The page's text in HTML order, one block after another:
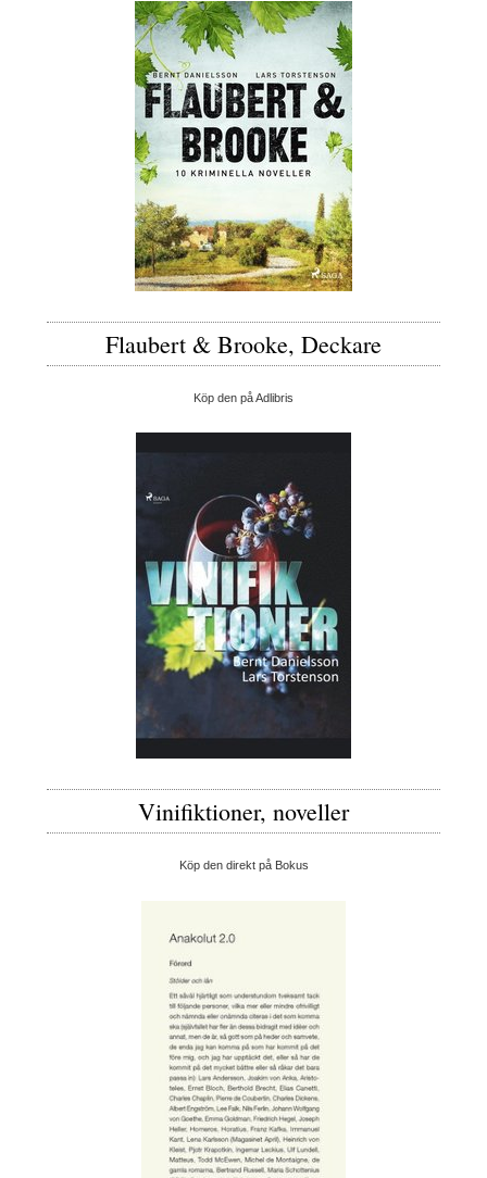
Flaubert & Brooke, Deckare
Köp den på Adlibris
Vinifiktioner, noveller
Köp den direkt på Bokus